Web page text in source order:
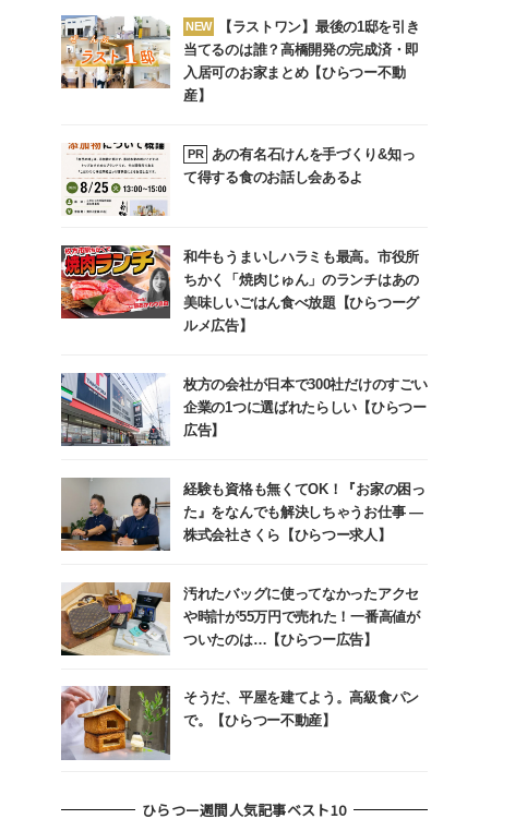
NEW
【ラストワン】最後の1邸を引き
当てるのは誰？高橋開発の完成済・即
入居可のお家まとめ【ひらつー不動
産】
PR
あの有名石けんを手づくり&知っ
て得する食のお話し会あるよ
和牛もうまいしハラミも最高。市役所
ちかく「焼肉じゅん」のランチはあの
美味しいごはん食べ放題【ひらつーグ
ルメ広告】
枚方の会社が日本で300社だけのすごい
企業の1つに選ばれたらしい【ひらつー
広告】
経験も資格も無くてOK！『お家の困っ
た』をなんでも解決しちゃうお仕事 ―
株式会社さくら【ひらつー求人】
汚れたバッグに使ってなかったアクセ
や時計が55万円で売れた！一番高値が
ついたのは…【ひらつー広告】
そうだ、平屋を建てよう。高級食パン
で。【ひらつー不動産】
ひらつー週間人気記事ベスト10